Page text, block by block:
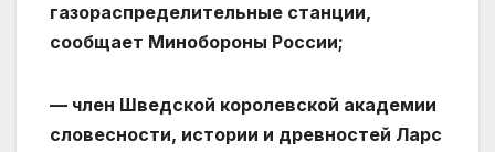
газораспределительные станции,
сообщает Минобороны России;
— член Шведской королевской академии
словесности, истории и древностей Ларс